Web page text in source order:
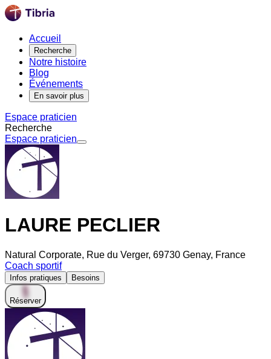
Accueil
Recherche
Notre histoire
Blog
Événements
En savoir plus
Espace praticien
Recherche
Espace praticien
LAURE PECLIER
Natural Corporate, Rue du Verger, 69730 Genay, France
Coach sportif
Infos pratiques Besoins
Réserver